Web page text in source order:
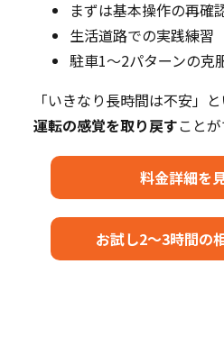
まずは基本操作の再確
生活道路での実践練習
駐車1～2パターンの克
「いきなり長時間は不安」
運転の感覚を取り戻すことが
料金詳細を
お試し2～3時間の